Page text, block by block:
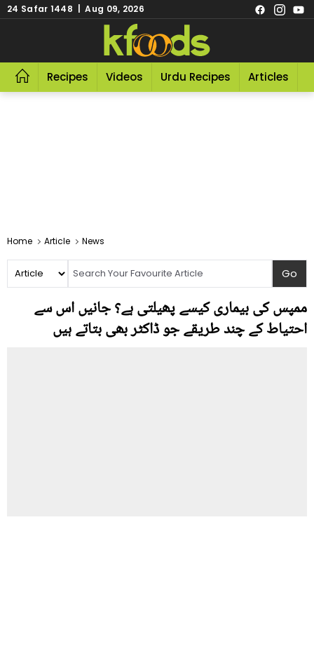
24 Safar 1448 | Aug 09, 2026
Recipes Videos Urdu Recipes Articles
Home Article News
ممپس کی بیماری کیسے پھیلتی ہے؟ جانیں اس سے
احتیاط کے چند طریقے جو ڈاکٹر بھی بتاتے ہیں